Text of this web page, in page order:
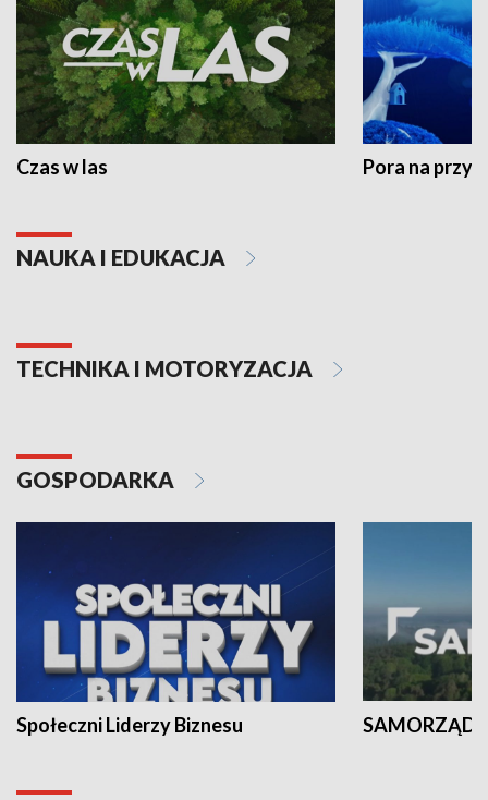
Czas w las Pora na
NAUKA I EDUKACJA
TECHNIKA I MOTORYZACJA
GOSPODARKA
Społeczni Liderzy Biznesu SAMORZĄD